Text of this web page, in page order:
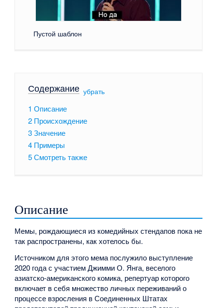
Пустой шаблон
Содержание[ убрать]
1 Описание
2 Происхождение
3Значение
4 Примеры
5Смотреть также
Описание
Мемы, рождающиеся из комедийных стендапов пока не
так распространены, как хотелось бы.
Источником для этого мема послужило выступление
2020 года с участием Джимми О. Янга, веселого
азиатско-американского комика, репертуар которого
включает в себя множество личных переживаний о
процессе взросления в Соединенных Штатах